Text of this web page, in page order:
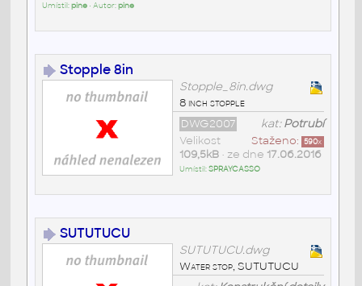
Umístil:pine• Autor:pine
Stopple 8in
Stopple_8in.dwg
8 inch stopple
kat:Potrubí
DWG2007
Staženo: 590x
Velikost
109,5kB• ze dne 17.06.2016
Umístil:SPRAYCASSO
SUTUTUCU
SUTUTUCU.dwg
Water stop, SUTUTUCU